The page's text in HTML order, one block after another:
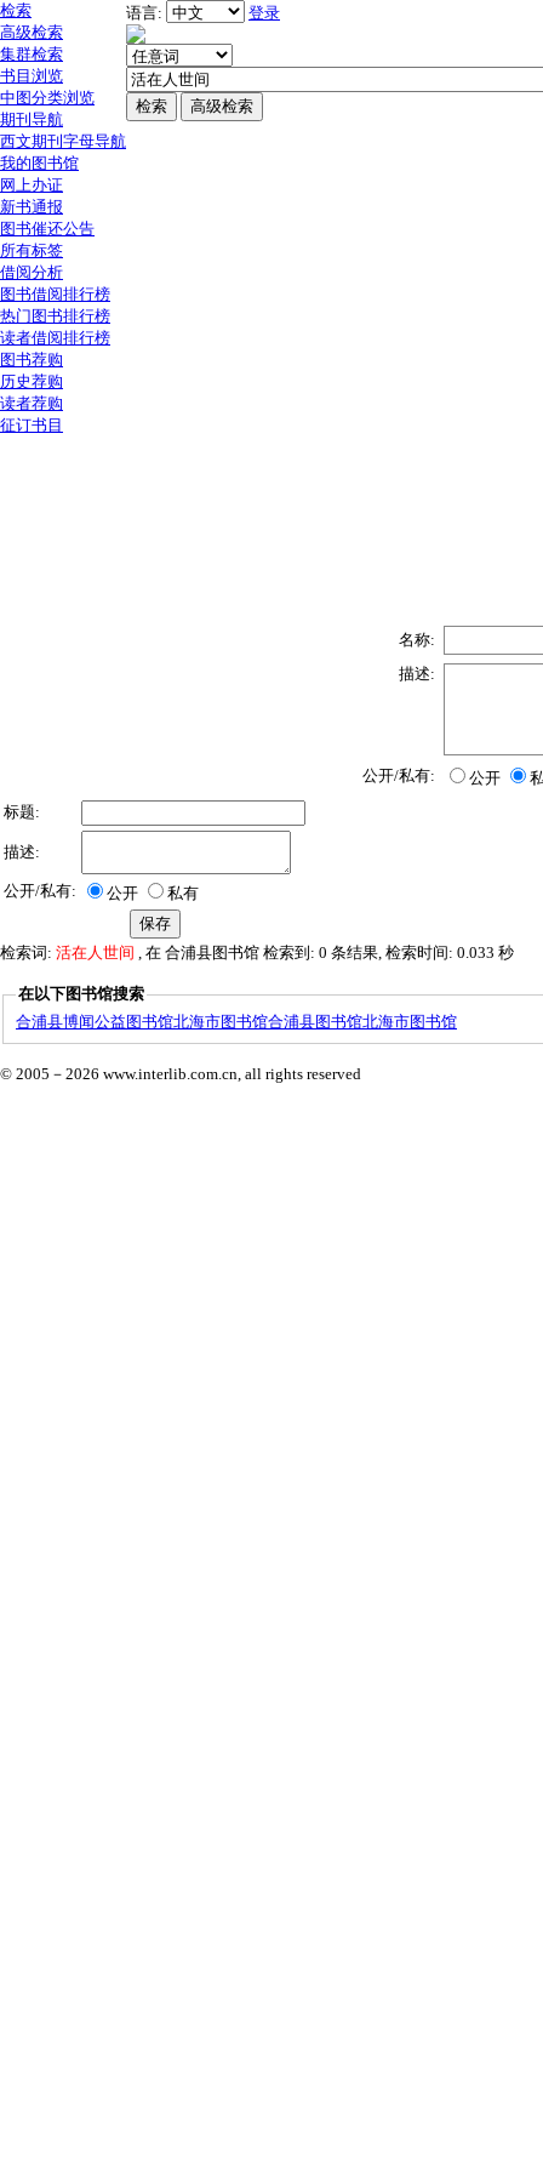
检索
高级检索
集群检索
书目浏览
中图分类浏览
期刊导航
西文期刊字母导航
我的图书馆
网上办证
新书通报
图书催还公告
所有标签
借阅分析
图书借阅排行榜
热门图书排行榜
读者借阅排行榜
图书荐购
历史荐购
读者荐购
征订书目
语言: 登录
名称:
描述:
公开/私有: 公开
标题:
描述:
公开/私有: 公开 私有
检索词: 活在人世间 , 在 合浦县图书馆 检索到: 0 条结果, 检索时间: 0.033 秒
在以下图书馆搜索
合浦县博闻公益图书馆北海市图书馆合浦县图书馆北海市图书馆
© 2005－ 2026 www.interlib.com.cn, all rights reserved